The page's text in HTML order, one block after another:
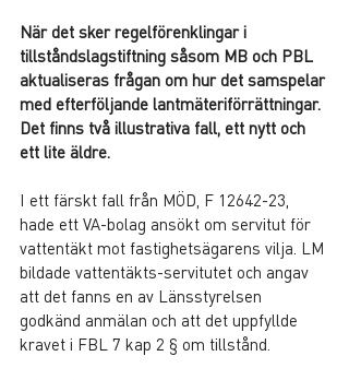
När det sker regelförenklingar i
tillståndslagstiftning såsom MB och PBL
aktualiseras frågan om hur det samspelar
med efterföljande lantmäteriförrättningar.
Det finns två illustrativa fall, ett nytt och
ett lite äldre.
I ett färskt fall från MÖD, F 12642-23,
hade ett VA-bolag ansökt om servitut för
vattentäkt mot fastighetsägarens vilja. LM
bildade vattentäkts-servitutet och angav
att det fanns en av Länsstyrelsen
godkänd anmälan och att det uppfyllde
kravet i FBL 7 kap 2 § om tillstånd.